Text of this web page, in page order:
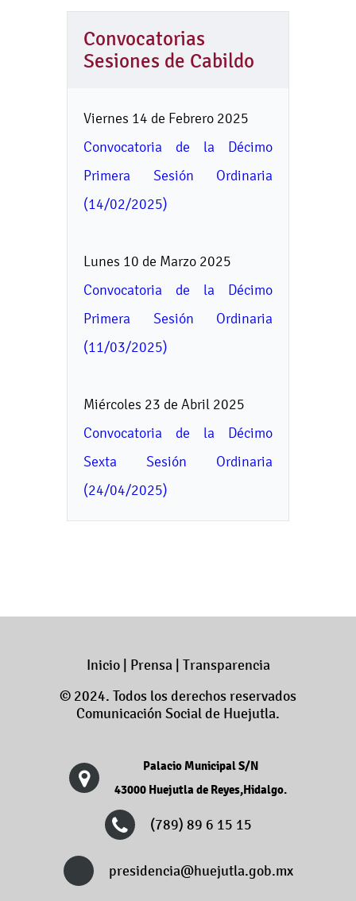
Convocatorias
Sesiones de Cabildo
Viernes 14 de Febrero 2025
Convocatoria de la Décimo
Primera Sesión Ordinaria
(14/02/2025)
Lunes 10 de Marzo 2025
Convocatoria de la Décimo
Primera Sesión Ordinaria
(11/03/2025)
Miércoles 23 de Abril 2025
Convocatoria de la Décimo
Sexta Sesión Ordinaria
(24/04/2025)
Inicio| Prensa
Transparencia
© 2024. Todos los derechos reservados
Comunicación Social de Huejutla.
Palacio Municipal S/N
43000 Huejutla de Reyes,Hidalgo.
(789) 89 6 15 15
presidencia@huejutla.gob.mx